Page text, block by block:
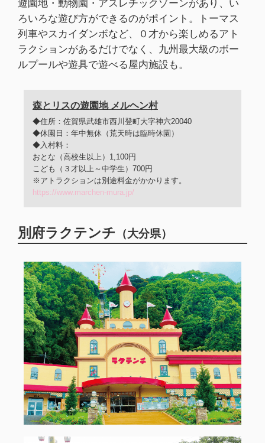
遊園地・動物園・アスレチックゾーンがあり、い
ろいろな遊び方ができるのがポイント。トーマス
列車やスカイダンボなど、０才から楽しめるアト
ラクションがあるだけでなく、九州最大級のボー
ルプールや遊具で遊べる屋内施設も。
森とリスの遊園地 メルヘン村
◆住所：佐賀県武雄市西川登町大字神六20040
◆休園日：年中無休（荒天時は臨時休園）
◆入村料：
おとな（高校生以上）1,100円
こども（３才以上～中学生）700円
※アトラクションは別途料金がかかります。
https://www.marchen-mura.jp/
別府ラクテンチ （大分県）